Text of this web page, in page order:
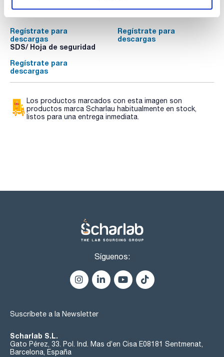
Regístrate para
descargas
Regístrate para
descargas
SDS/ Hoja de seguridad
Regístrate para
descargas
Los productos marcados con esta imagen son
productos marca Scharlau habitualmente en stock,
listos para una entrega inmediata.
Síguenos:
Suscríbete a la Newsletter
Scharlab S.L.
Gato Pérez, 33. Pol. Ind. Mas d’en Cisa E08181 Sentmenat,
Barcelona, España